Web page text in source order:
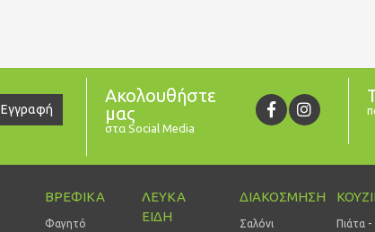
Εγγραφή
Ακολουθήστε
μας
στα Social Media
ΒΡΕΦΙΚΑ
Φαγητό
ΛΕΥΚΑ
ΕΙΔΗ
ΔΙΑΚΟΣΜΗΣΗ
Σαλόνι
Πιάτα -